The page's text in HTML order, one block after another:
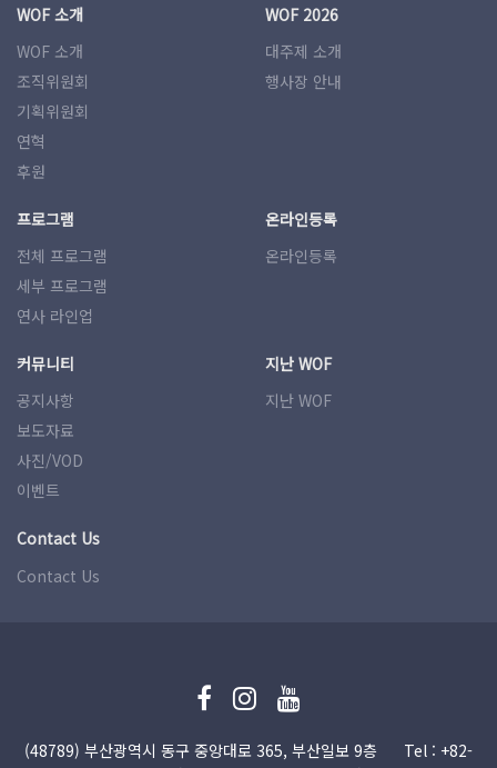
WOF 소개
WOF 소개
조직위원회
기획위원회
연혁
후원
WOF 2026
대주제 소개
행사장 안내
프로그램
전체 프로그램
세부 프로그램
연사 라인업
온라인등록
온라인등록
커뮤니티
공지사항
보도자료
사진/VOD
이벤트
지난 WOF
지난 WOF
Contact Us
Contact Us
(48789) 부산광역시 동구 중앙대로 365, 부산일보 9층
Tel : +82-